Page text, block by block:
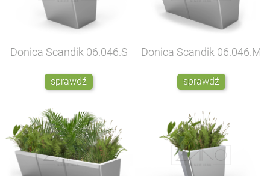
Donica Scandik 06.046.S
sprawdź
Donica Scandik 06.046.M
sprawdź